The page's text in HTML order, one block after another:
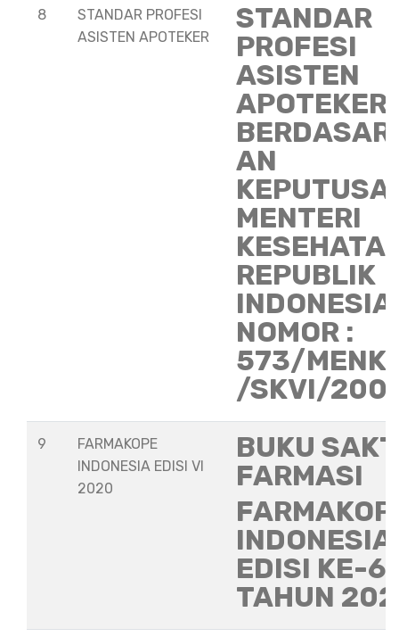
8
STANDAR PROFESI
ASISTEN APOTEKER
STANDAR
PROFESI
ASISTEN
APOTEKER
AN
MENTERI
REPUBLIK
INDONESIA
NOMOR :
573/
/SKVI/
9
FARMAKOPE
INDONESIA EDISI VI
2020
BUKU
FARMASI
INDONESIA
EDISI KE-6
TAHUN